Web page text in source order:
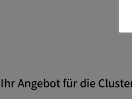
Ihr Angebot für die